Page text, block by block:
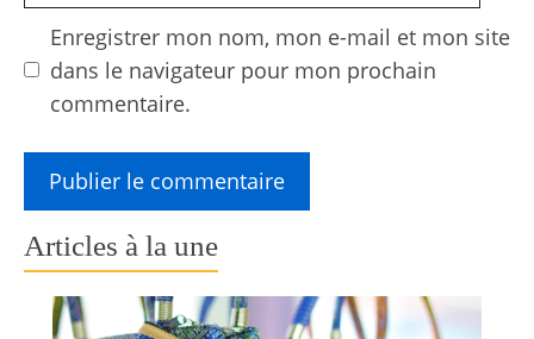
Enregistrer mon nom, mon e-mail et mon site
dans le navigateur pour mon prochain
commentaire.
Articles à la une